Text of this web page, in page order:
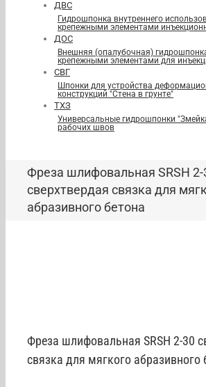
ДВС
Гидрошпонка внутреннего
крепежными элементами
ДОС
Внешняя (опалубочная)
крепежными элементами для
СВГ
Шпонки для устройства
конструкций "Стена в грунте"
ТХЗ
Универсальные гидрошпонки
рабочих швов
Фреза шлифовальная SRSH 2-
сверхтвердая связка для
абразивного бетона
Фреза шлифовальная SRSH 2-30
связка для мягкого абразивного